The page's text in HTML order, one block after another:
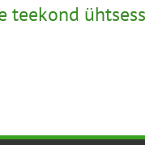
teekond